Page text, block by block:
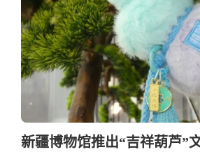
新疆博物馆推出“吉祥葫芦”